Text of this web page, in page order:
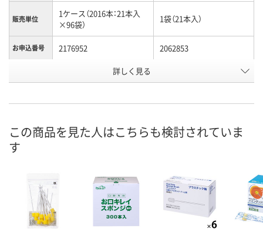
販売単位
1ケース（2016本：21本入
×96袋）
1袋（21本入）
お申込番号 2176952 2062853
数量 数量
詳しく見る
この商品を見た人はこちらも検討されていま
す